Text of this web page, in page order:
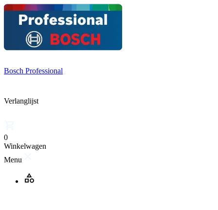
Bosch Professional
Verlanglijst
0
Winkelwagen
Menu